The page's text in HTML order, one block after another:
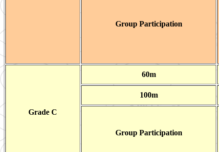
Group Participation
Grade C
60m
100m
Group Participation